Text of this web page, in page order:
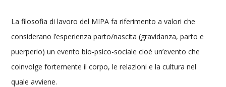
La filosofia di lavoro del MIPA fa riferimento a valori che
considerano l’esperienza parto/nascita (gravidanza, parto e
puerperio) un evento bio-psico-sociale cioè un’evento che
coinvolge fortemente il corpo, le relazioni e la cultura nel
quale avviene.